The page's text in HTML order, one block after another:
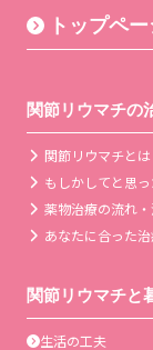
トップペ
関節リウマチの
関節リウマチと
もしかしてと思
薬物治療の流れ
あなたに合った
関節リウマチと
生活の工夫